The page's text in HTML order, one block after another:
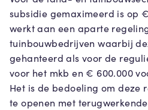
subsidie gemaximeerd is op
werkt aan een aparte
tuinbouwbedrijven waarbij
gehanteerd als voor de
voor het mkb en € 600.000
Het is de bedoeling om deze
te openen met